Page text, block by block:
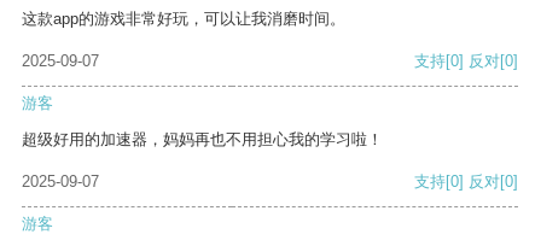
这款app的游戏非常好玩，可以让我消磨时间。
2025-09-07 支持[0] 反对[0]
游客
超级好用的加速器，妈妈再也不用担心我的学习啦！
2025-09-07 支持[0] 反对[0]
游客